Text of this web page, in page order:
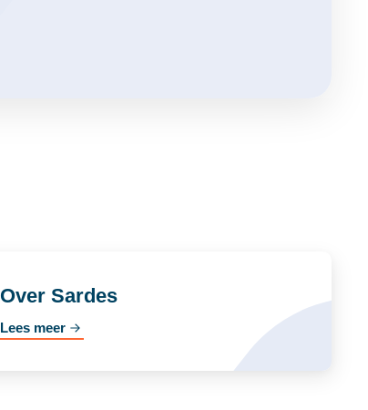
Over Sardes
Lees meer